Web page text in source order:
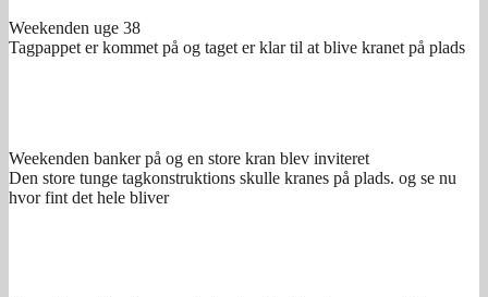
Weekenden uge 38
Tagpappet er kommet på og taget er klar til at blive kranet på plads
Weekenden banker på og en store kran blev inviteret
Den store tunge tagkonstruktions skulle kranes på plads. og se nu
hvor fint det hele bliver